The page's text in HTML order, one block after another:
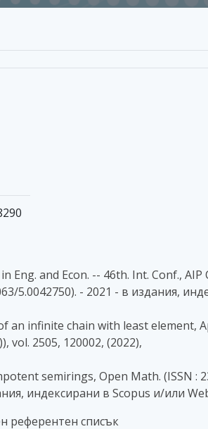
and Econ. -- 46th. Int. Conf., AIP
5.0042750). - 2021 - в издания,
an infinite chain with least element,
vol. 2505, 120002, (2022),
semirings, Open Math. (ISSN :
индексирани в Scopus и/или
референтен списък